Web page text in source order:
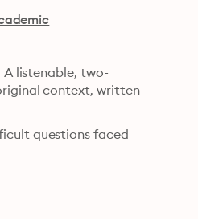
listenable, two-
context, written
questions faced